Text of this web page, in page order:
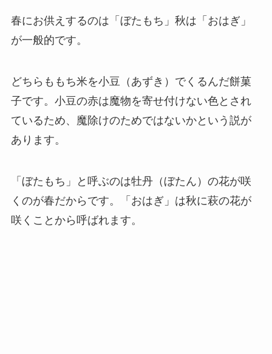
春にお供えするのは「ぼたもち」秋は「おはぎ」
が一般的です。
どちらももち米を小豆（あずき）でくるんだ餅菓
子です。小豆の赤は魔物を寄せ付けない色とされ
ているため、魔除けのためではないかという説が
あります。
「ぼたもち」と呼ぶのは牡丹（ぼたん）の花が咲
くのが春だからです。「おはぎ」は秋に萩の花が
咲くことから呼ばれます。